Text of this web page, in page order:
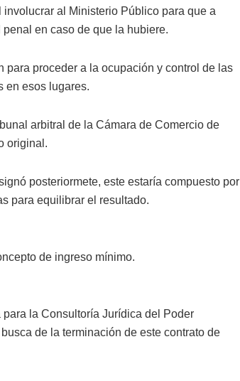
al Ministerio Público para que a
en caso de que la hubiere.
proceder a la ocupación y control de las
en esos lugares.
arbitral de la Cámara de Comercio de
original.
posteriormete, este estaría compuesto por
para equilibrar el resultado.
de ingreso mínimo.
la Consultoría Jurídica del Poder
de la terminación de este contrato de